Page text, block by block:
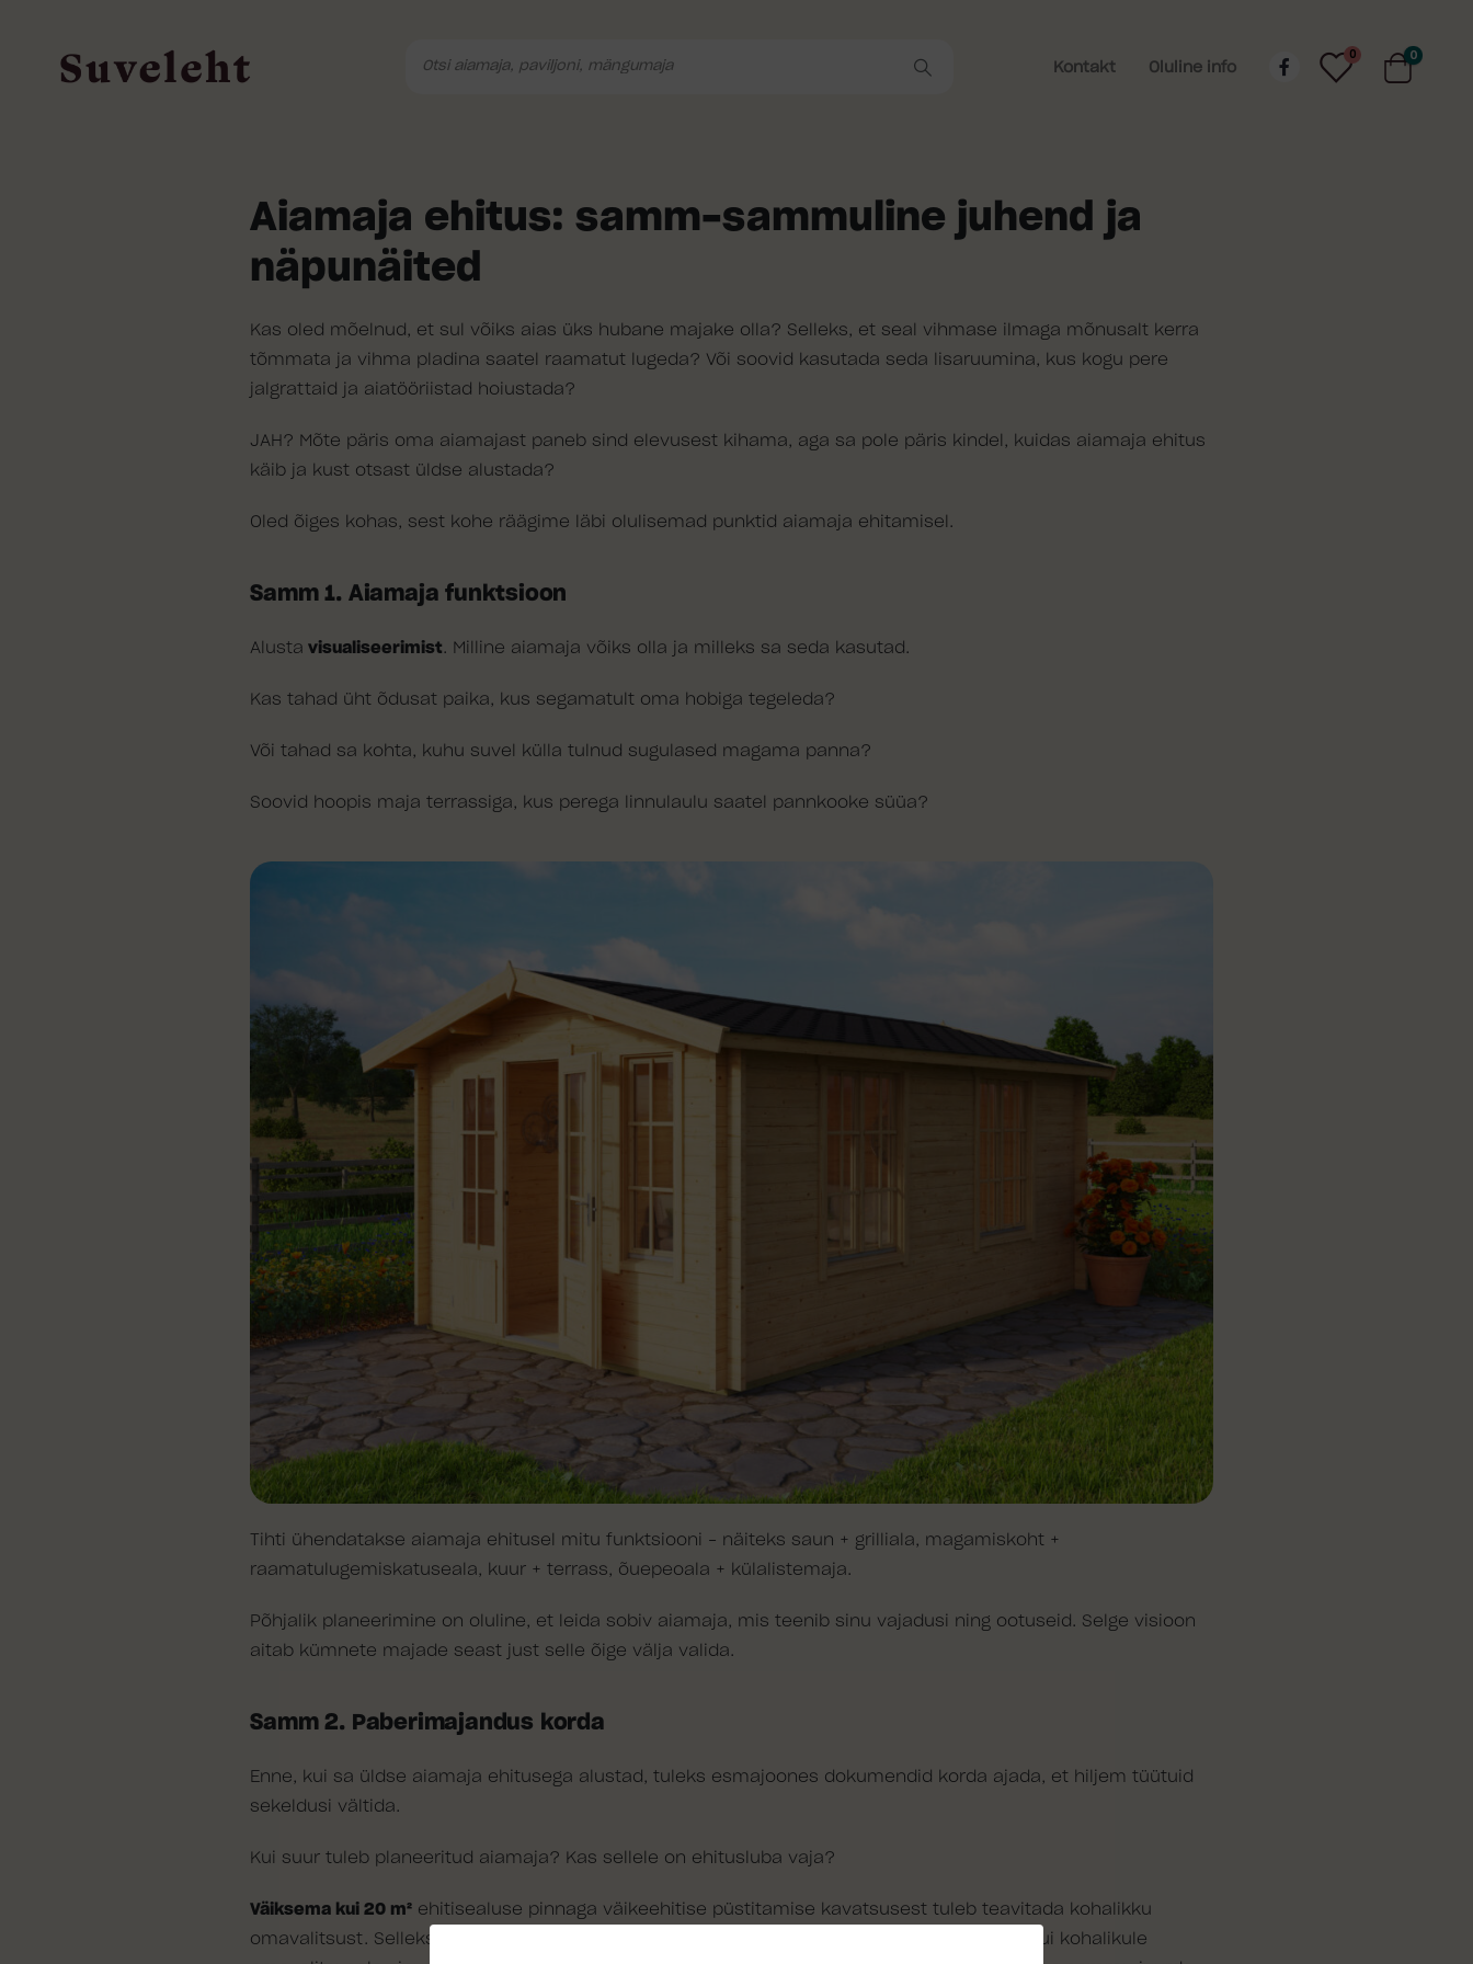
Kontakt Oluline info
0 0
Aiamaja ehitus: samm-sammuline juhend ja
näpunäited
Kas oled mõelnud, et sul võiks aias üks hubane majake olla? Selleks, et seal vihmase ilmaga mõnusalt kerra
tõmmata ja vihma pladina saatel raamatut lugeda? Või soovid kasutada seda lisaruumina, kus kogu pere
jalgrattaid ja aiatööriistad hoiustada?
JAH? Mõte päris oma aiamajast paneb sind elevusest kihama, aga sa pole päris kindel, kuidas aiamaja ehitus
käib ja kust otsast üldse alustada?
Oled õiges kohas, sest kohe räägime läbi olulisemad punktid aiamaja ehitamisel.
Samm 1. Aiamaja funktsioon
Alusta visualiseerimist. Milline aiamaja võiks olla ja milleks sa seda kasutad.
Kas tahad üht õdusat paika, kus segamatult oma hobiga tegeleda?
Või tahad sa kohta, kuhu suvel külla tulnud sugulased magama panna?
Soovid hoopis maja terrassiga, kus perega linnulaulu saatel pannkooke süüa?
Tihti ühendatakse aiamaja ehitusel mitu funktsiooni – näiteks saun + grilliala, magamiskoht +
raamatulugemiskatuseala, kuur + terrass, õuepeoala + külalistemaja.
Põhjalik planeerimine on oluline, et leida sobiv aiamaja, mis teenib sinu vajadusi ning ootuseid. Selge visioon
aitab kümnete majade seast just selle õige välja valida.
Samm 2. Paberimajandus korda
Enne, kui sa üldse aiamaja ehitusega alustad, tuleks esmajoones dokumendid korda ajada, et hiljem tüütuid
sekeldusi vältida.
Kui suur tuleb planeeritud aiamaja? Kas sellele on ehitusluba vaja?
Väiksema kui 20 m² ehitisealuse pinnaga väikeehitise püstitamise kavatsusest tuleb teavitada kohalikku
omavalitsust. Selleks esita taotlus, kuhu lisa ehitise eskiis ning asukoha kirjeldus krundil. Kui kohalikule